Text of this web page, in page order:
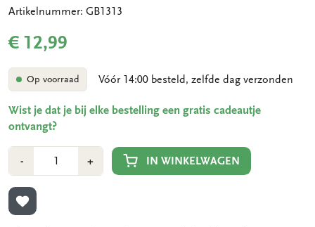
Artikelnummer: GB1313
€ 12,99
Op voorraad Vóór 14:00 besteld, zelfde dag verzonden
Wist je dat je bij elke bestelling een gratis cadeautje
ontvangt?
-Min
1
+Plus
1
IN WINKELWAGEN
TOEVOEGEN AAN VERLANGLIJST